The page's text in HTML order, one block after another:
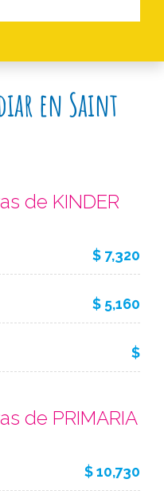
en Saint
de KINDER
$ 7,320
$ 5,160
$
de PRIMARIA
$ 10,730